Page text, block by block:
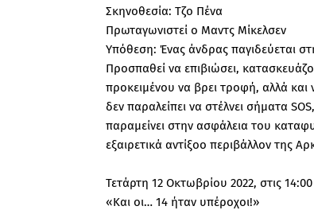
Σκηνοθεσία: Τζο Πένα
Πρωταγωνιστεί ο Μαντς Μίκελσεν
Υπόθεση: Ένας άνδρας παγιδεύεται
Προσπαθεί να επιβιώσει,
προκειμένου να βρει τροφή, αλλά
δεν παραλείπει να στέλνει σήματα
παραμείνει στην ασφάλεια του
εξαιρετικά αντίξοο περιβάλλον της
Τετάρτη 12 Οκτωβρίου 2022, στις 14:00
«Και οι… 14 ήταν υπέροχοι!»